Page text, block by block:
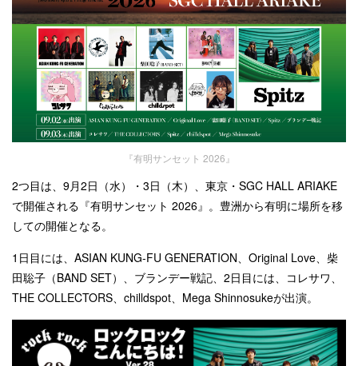
『有明サンセット 2026』
2つ目は、 9月2日（水）・3日（木）、 東京・ SGC HALL ARIAKE
で開催される『有明サンセット 2026』。 豊洲から有明に場所を移
しての開催となる。
1日目には、ASIAN KUNG-FU GENERATION、Original Love、柴
田聡子（BAND SET）、ブランデー戦記、2日目には、コレサワ、
THE COLLECTORS、chilldspot、Mega Shinnosukeが出演。